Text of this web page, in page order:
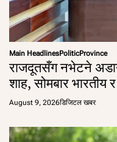
Main HeadlinesPoliticProvince
राजदूतसँग नभेटने
शाह, सोमबार भारतीय
August 9, 2026डिजिटल खबर